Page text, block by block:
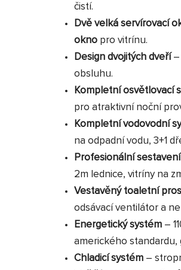
čistí.
Dvě velká servírovací
okno pro vitrínu.
Design dvojitých dveří
obsluhu.
Kompletní osvětlovací
pro atraktivní noční
Kompletní vodovodní
na odpadní vodu, 3+1
Profesionální
2m lednice, vitríny na
Vestavěný toaletní
odsávací ventilátor a
Energetický systém –
amerického
Chladicí systém –